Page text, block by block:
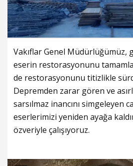
Vakıflar Genel Müdürlüğümüz,
eserin restorasyonunu
de restorasyonunu titizlikle
Depremden zarar gören ve
sarsılmaz inancını simgeleyen
eserlerimizi yeniden ayağa
özveriyle çalışıyoruz.